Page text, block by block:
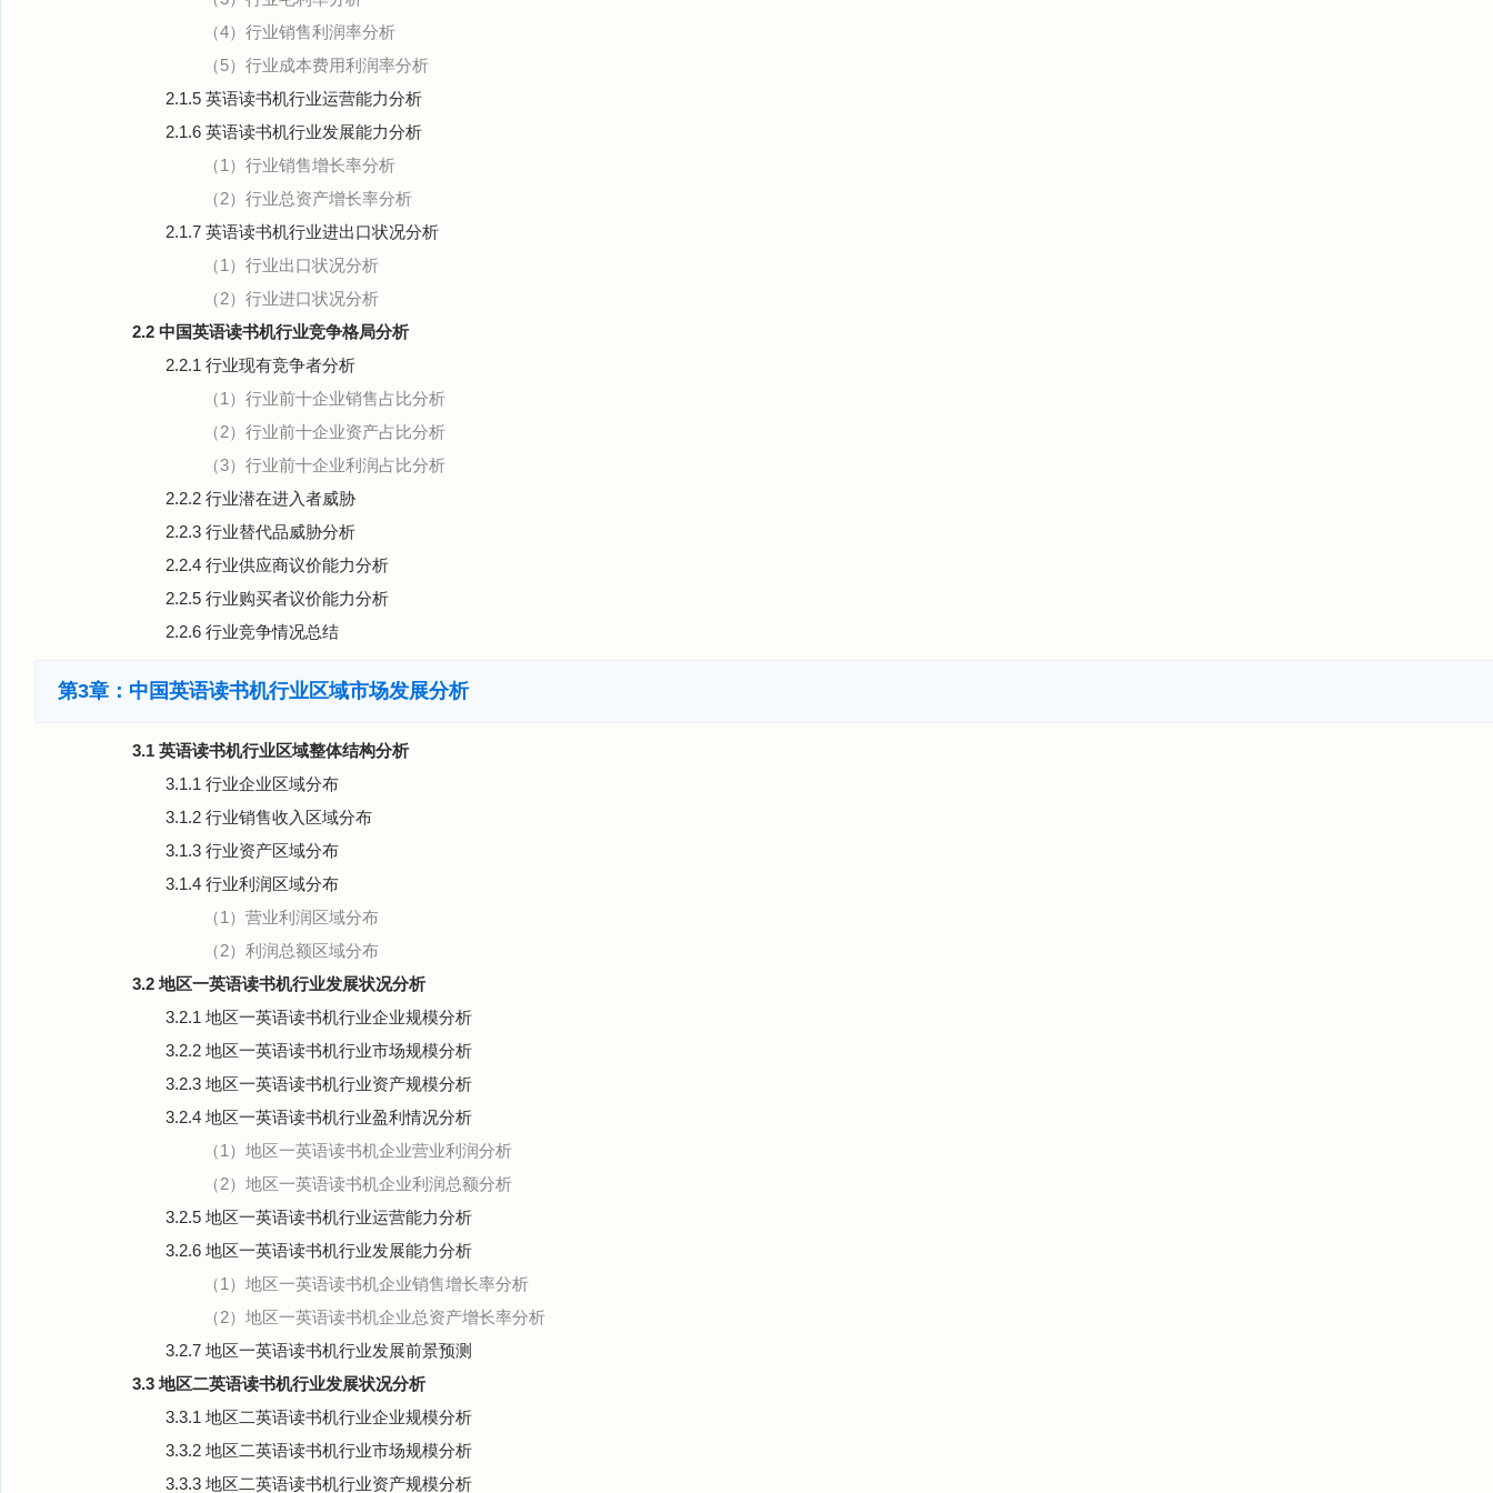
（4）行业销售利润率分析
（5）行业成本费用利润率分析
2.1.5 英语读书机行业运营能力分析
2.1.6 英语读书机行业发展能力分析
（1）行业销售增长率分析
（2）行业总资产增长率分析
2.1.7 英语读书机行业进出口状况分析
（1）行业出口状况分析
（2）行业进口状况分析
2.2 中国英语读书机行业竞争格局分析
2.2.1 行业现有竞争者分析
（1）行业前十企业销售占比分析
（2）行业前十企业资产占比分析
（3）行业前十企业利润占比分析
2.2.2 行业潜在进入者威胁
2.2.3 行业替代品威胁分析
2.2.4 行业供应商议价能力分析
2.2.5 行业购买者议价能力分析
2.2.6 行业竞争情况总结
第3章：中国英语读书机行业区域市场发展分析
3.1 英语读书机行业区域整体结构分析
3.1.1 行业企业区域分布
3.1.2 行业销售收入区域分布
3.1.3 行业资产区域分布
3.1.4 行业利润区域分布
（1）营业利润区域分布
（2）利润总额区域分布
3.2 地区一英语读书机行业发展状况分析
3.2.1 地区一英语读书机行业企业规模分析
3.2.2 地区一英语读书机行业市场规模分析
3.2.3 地区一英语读书机行业资产规模分析
3.2.4 地区一英语读书机行业盈利情况分析
（1）地区一英语读书机企业营业利润分析
（2）地区一英语读书机企业利润总额分析
3.2.5 地区一英语读书机行业运营能力分析
3.2.6 地区一英语读书机行业发展能力分析
（1）地区一英语读书机企业销售增长率分析
（2）地区一英语读书机企业总资产增长率分析
3.2.7 地区一英语读书机行业发展前景预测
3.3 地区二英语读书机行业发展状况分析
3.3.1 地区二英语读书机行业企业规模分析
3.3.2 地区二英语读书机行业市场规模分析
3.3.3 地区二英语读书机行业资产规模分析